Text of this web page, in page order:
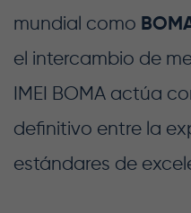
mundial como
el intercambio de
IMEI BOMA actúa
definitivo entre la
estándares de